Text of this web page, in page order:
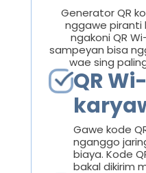
Generator QR
nggawe piranti
ngakoni QR
sampeyan bisa
wae sing
QR
Gawe kode
nganggo
biaya. Kode
bakal dikirim